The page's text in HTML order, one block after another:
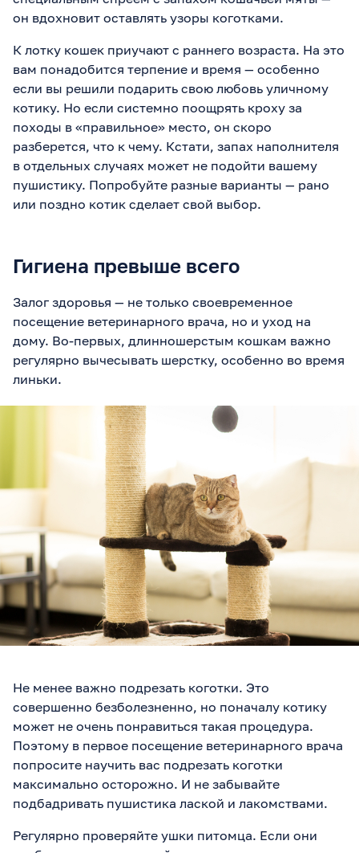
он вдохновит оставлять узоры коготками.
К лотку кошек приучают с раннего возраста. На это
вам понадобится терпение и время — особенно
если вы решили подарить свою любовь уличному
котику. Но если системно поощрять кроху за
походы в «правильное» место, он скоро
разберется, что к чему. Кстати, запах наполнителя
в отдельных случаях может не подойти вашему
пушистику. Попробуйте разные варианты — рано
или поздно котик сделает свой выбор.
Гигиена превыше всего
Залог здоровья — не только своевременное
посещение ветеринарного врача, но и уход на
дому. Во-первых, длинношерстым кошкам важно
регулярно вычесывать шерстку, особенно во время
линьки.
Не менее важно подрезать коготки. Это
совершенно безболезненно, но поначалу котику
может не очень понравиться такая процедура.
Поэтому в первое посещение ветеринарного врача
попросите научить вас подрезать коготки
максимально осторожно. И не забывайте
подбадривать пушистика лаской и лакомствами.
Регулярно проверяйте ушки питомца. Если они